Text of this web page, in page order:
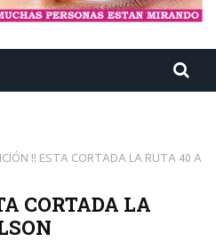
!! ESTA CORTADA LA RUTA 40 A
CORTADA LA